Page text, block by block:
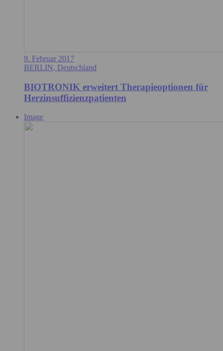
9. Februar 2017
BERLIN, Deutschland
BIOTRONIK erweitert Therapieoptionen für
Herzinsuffizienzpatienten
Image